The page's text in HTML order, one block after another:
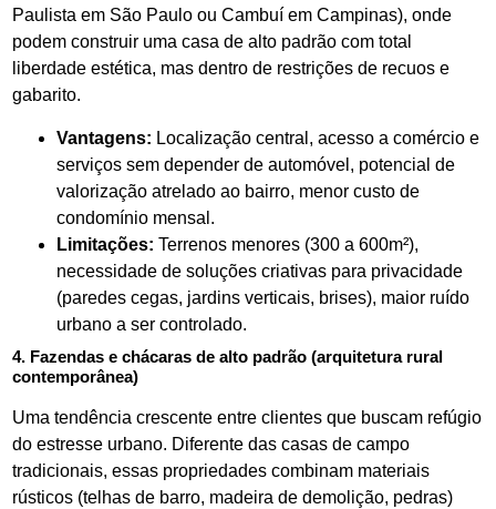
Paulista em São Paulo ou Cambuí em Campinas), onde
podem construir uma casa de alto padrão com total
liberdade estética, mas dentro de restrições de recuos e
gabarito.
Vantagens: Localização central, acesso a comércio e
serviços sem depender de automóvel, potencial de
valorização atrelado ao bairro, menor custo de
condomínio mensal.
Limitações: Terrenos menores (300 a 600m²),
necessidade de soluções criativas para privacidade
(paredes cegas, jardins verticais, brises), maior ruído
urbano a ser controlado.
4. Fazendas e chácaras de alto padrão (arquitetura rural
contemporânea)
Uma tendência crescente entre clientes que buscam refúgio
do estresse urbano. Diferente das casas de campo
tradicionais, essas propriedades combinam materiais
rústicos (telhas de barro, madeira de demolição, pedras)